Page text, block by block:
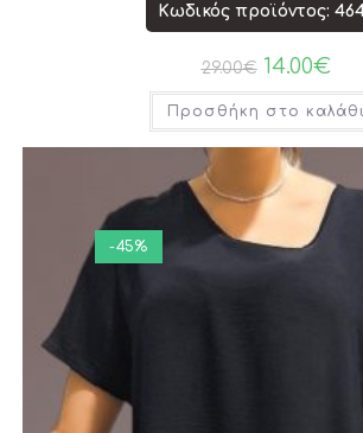
Κωδικός προϊόντος:
29.00€ 14.00€
Προσθήκη στο καλάθι
-45%